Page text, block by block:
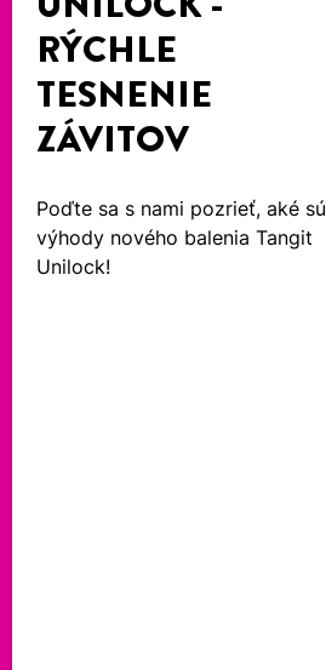
RÝCHLE
TESNENIE
ZÁVITOV
Poďte sa s nami pozrieť, aké sú
výhody nového balenia Tangit
Unilock!